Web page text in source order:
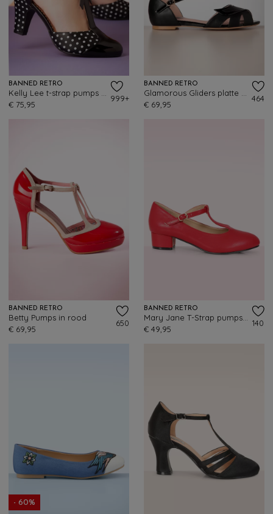
BANNED RETRO
€ 75,95
999+
BANNED RETRO
€ 69,95
464
BANNED RETRO
Betty Pumps in rood
€ 69,95
650
BANNED RETRO
€ 49,95
140
- 60%